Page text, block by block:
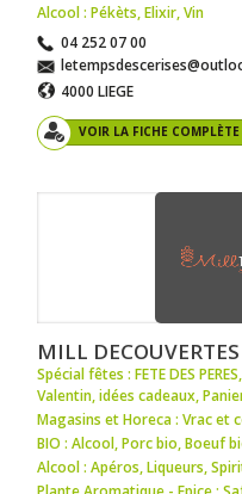
Alcool : Pékèts,Elixir,Vin
04 252 07 00
4000 LIEGE
VOIR LA FICHE
MILL DECOUVERTES
Spécial fêtes : FETE DES PERES
Valentin,idées cadeaux,
Magasins et Horeca : Vrac et
BIO : Alcool,Porc bio,Boeuf
Alcool : Apéros,Liqueurs,